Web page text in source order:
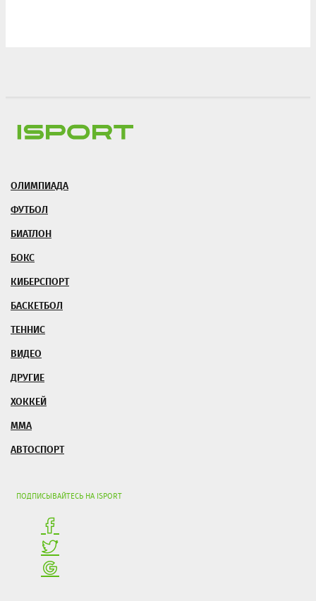
ОЛИМПИАДА
ФУТБОЛ
БИАТЛОН
БОКС
КИБЕРСПОРТ
БАСКЕТБОЛ
ТЕННИС
ВИДЕО
ДРУГИЕ
ХОККЕЙ
ММА
АВТОСПОРТ
ПОДПИСЫВАЙТЕСЬ НА ISPORT